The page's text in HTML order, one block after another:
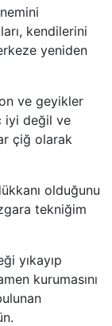
kendilerini
yeniden
ve geyikler
iyi değil ve
çiğ olarak
olduğunu
tekniğim
yıkayıp
kurumasını